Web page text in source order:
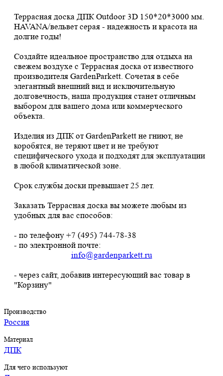
Террасная доска ДПК Outdoor 3D 150*20*3000 мм.
HAVANA/вельвет серая - надежность и красота на
долгие годы!
Создайте идеальное пространство для отдыха на
свежем воздухе с Террасная доска от известного
производителя GardenParkett. Сочетая в себе
элегантный внешний вид и исключительную
долговечность, наша продукция станет отличным
выбором для вашего дома или коммерческого
объекта.
Изделия из ДПК от GardenParkett не гниют, не
коробятся, не теряют цвет и не требуют
специфического ухода и подходят для эксплуатации
в любой климатической зоне.
Срок службы доски превышает 25 лет.
Заказать Террасная доска вы можете любым из
удобных для вас способов:
- по телефону +7 (495) 744-78-38
- по электронной почте:
info@gardenparkett.ru
- через сайт, добавив интересующий вас товар в
"Корзину"
Производство
Россия
Материал
ДПК
Для чего используют